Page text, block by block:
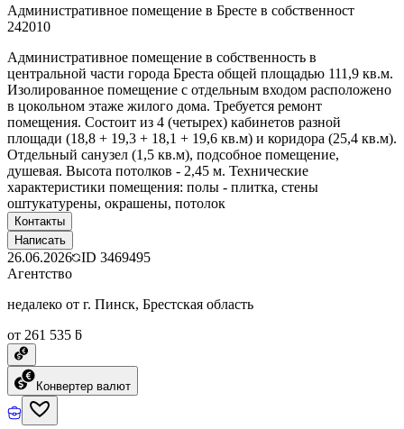
Административное помещение в Бресте в собственност
242010
Административное помещение в собственность в
центральной части города Бреста общей площадью 111,9 кв.м.
Изолированное помещение с отдельным входом расположено
в цокольном этаже жилого дома. Требуется ремонт
помещения. Состоит из 4 (четырех) кабинетов разной
площади (18,8 + 19,3 + 18,1 + 19,6 кв.м) и коридора (25,4 кв.м).
Отдельный санузел (1,5 кв.м), подсобное помещение,
душевая. Высота потолков - 2,45 м. Технические
характеристики помещения: полы - плитка, стены
оштукатурены, окрашены, потолок
Контакты
Написать
26.06.2026 ID 3469495
Агентство
недалеко от г. Пинск, Брестская область
от 261 535 ƃ
Конвертер валют